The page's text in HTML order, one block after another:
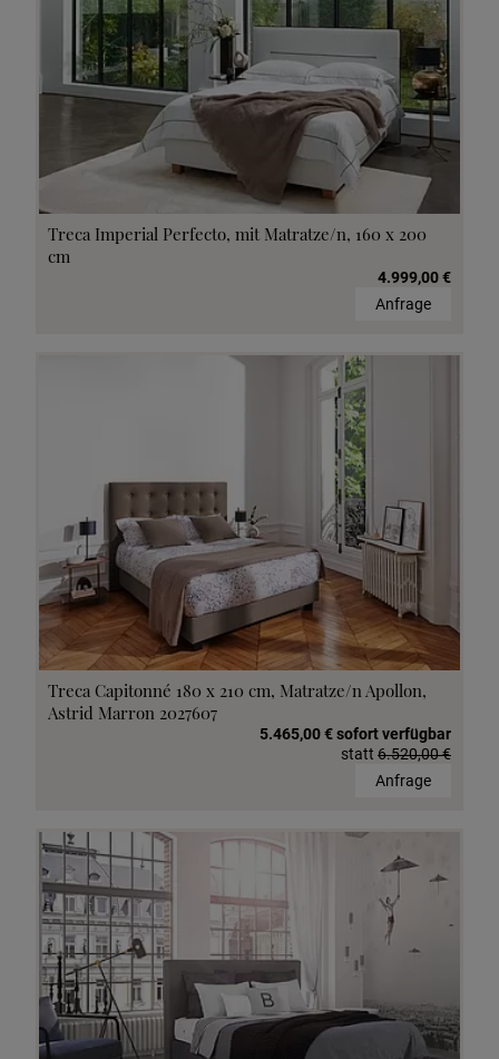
Treca Imperial Perfecto, mit Matratze/n, 160 x 200
cm
4.999,00 €
Anfrage
Treca Capitonné 180 x 210 cm, Matratze/n Apollon,
Astrid Marron 2027607
5.465,00 € sofort verfügbar
statt 6.520,00 €
Anfrage